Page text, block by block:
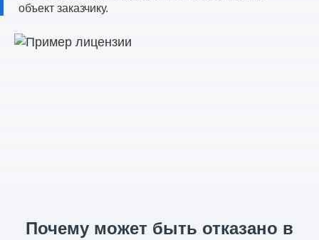
объект заказчику.
Почему может быть отказано в